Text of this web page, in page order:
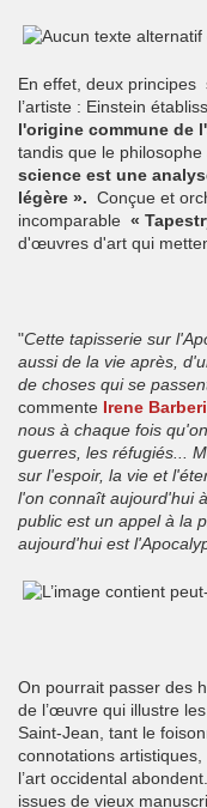
En effet, deux principes
l’artiste : Einstein
l'origine commune de
tandis que le
science est une
légère ». Conçue et
incomparable «
d'œuvres d'art qui
"Cette tapisserie sur
aussi de la vie après,
de choses qui se
commente Irene
nous à chaque fois
guerres, les réfugiés...
sur l'espoir, la vie et
l'on connaît aujourd'hui
public est un appel à la
aujourd'hui est
On pourrait passer des
de l’œuvre qui illustre
Saint-Jean, tant le
connotations
l’art occidental
issues de vieux